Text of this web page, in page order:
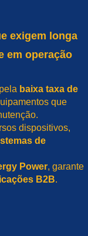
exigem longa
em operação
baixa taxa de
que
dispositivos,
de
Power, garante
B2B.